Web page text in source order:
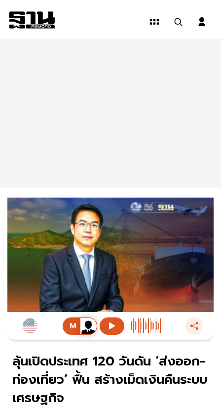
ลุ้นเปิดประเทศ 120 วันดัน ‘ส่งออก-
ท่องเที่ยว’ ฟื้น สร้างเม็ดเงินคืนระบบ
เศรษฐกิจ